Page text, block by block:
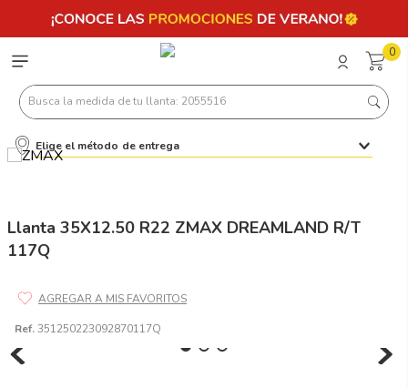
0
Busca la medida de tu llanta: 2055516
Elige el método de entrega
Llanta 35X12.50 R22 ZMAX DREAMLAND R/T
117Q
Ref.351250223092870117Q
Términos más buscados
6 185